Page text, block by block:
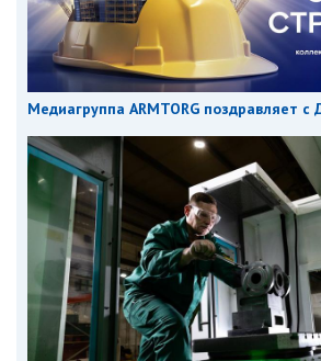
Медиагруппа ARMTORG поздравляет